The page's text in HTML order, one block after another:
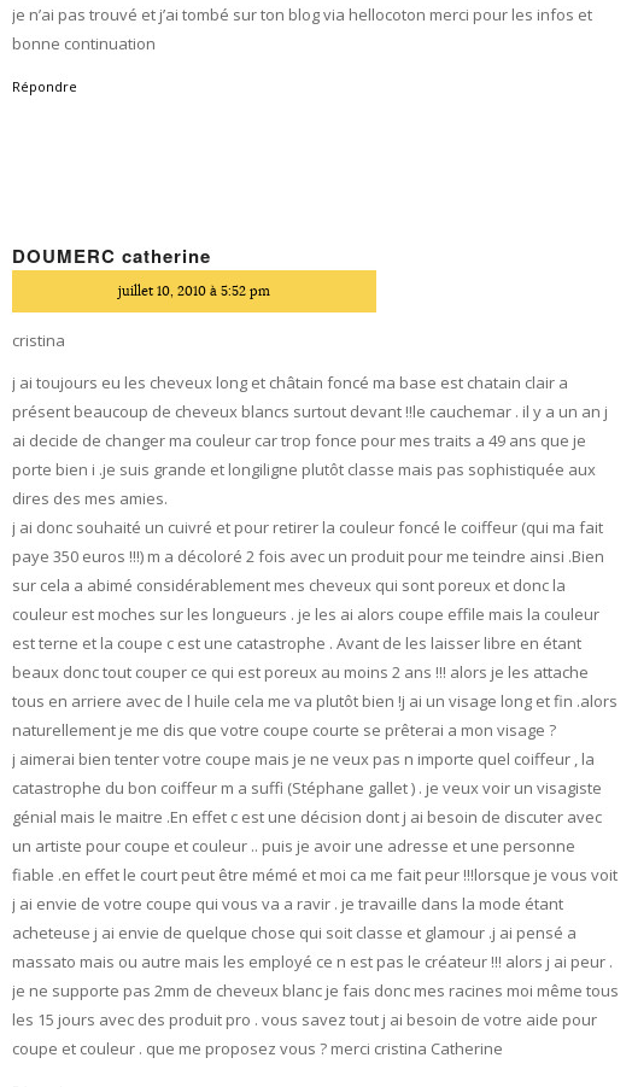
je n’ai pas trouvé et j’ai tombé sur ton blog via hellocoton merci pour les infos et
bonne continuation
Répondre
DOUMERC catherine
juillet 10, 2010 à 5:52 pm
cristina
j ai toujours eu les cheveux long et châtain foncé ma base est chatain clair a
présent beaucoup de cheveux blancs surtout devant !!le cauchemar . il y a un an j
ai decide de changer ma couleur car trop fonce pour mes traits a 49 ans que je
porte bien i .je suis grande et longiligne plutôt classe mais pas sophistiquée aux
dires des mes amies.
j ai donc souhaité un cuivré et pour retirer la couleur foncé le coiffeur (qui ma fait
paye 350 euros !!!) m a décoloré 2 fois avec un produit pour me teindre ainsi .Bien
sur cela a abimé considérablement mes cheveux qui sont poreux et donc la
couleur est moches sur les longueurs . je les ai alors coupe effile mais la couleur
est terne et la coupe c est une catastrophe . Avant de les laisser libre en étant
beaux donc tout couper ce qui est poreux au moins 2 ans !!! alors je les attache
tous en arriere avec de l huile cela me va plutôt bien !j ai un visage long et fin .alors
naturellement je me dis que votre coupe courte se prêterai a mon visage ?
j aimerai bien tenter votre coupe mais je ne veux pas n importe quel coiffeur , la
catastrophe du bon coiffeur m a suffi (Stéphane gallet ) . je veux voir un visagiste
génial mais le maitre .En effet c est une décision dont j ai besoin de discuter avec
un artiste pour coupe et couleur .. puis je avoir une adresse et une personne
fiable .en effet le court peut être mémé et moi ca me fait peur !!!lorsque je vous voit
j ai envie de votre coupe qui vous va a ravir . je travaille dans la mode étant
acheteuse j ai envie de quelque chose qui soit classe et glamour .j ai pensé a
massato mais ou autre mais les employé ce n est pas le créateur !!! alors j ai peur .
je ne supporte pas 2mm de cheveux blanc je fais donc mes racines moi même tous
les 15 jours avec des produit pro . vous savez tout j ai besoin de votre aide pour
coupe et couleur . que me proposez vous ? merci cristina Catherine